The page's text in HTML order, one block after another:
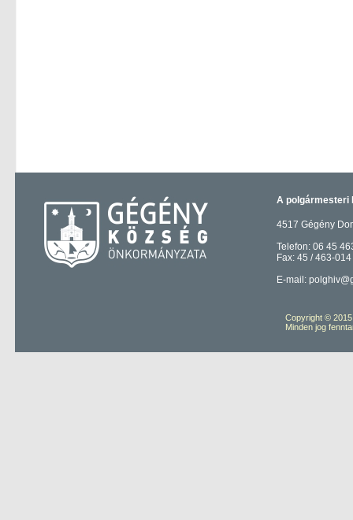
A polgármesteri
4517 Gégény
Telefon: 06 45
Fax: 45 / 463-014
E-mail:
Copyright ©
Minden jog